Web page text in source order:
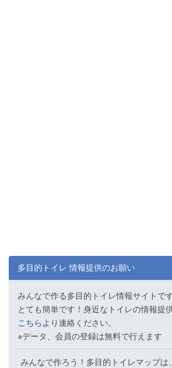
多目的トイレ 情報提供のお願い
みんなで作る多目的トイレ情報サイトで
とても簡単です！身近なトイレの情報提
こちらより連絡ください。
※データ、会員の登録は無料で行えます
みんなで作ろう！多目的トイレマップは